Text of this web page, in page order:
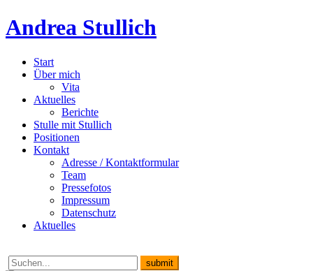
Andrea Stullich
Start
Über mich
Vita
Aktuelles
Berichte
Stulle mit Stullich
Positionen
Kontakt
Adresse / Kontaktformular
Team
Pressefotos
Impressum
Datenschutz
Aktuelles